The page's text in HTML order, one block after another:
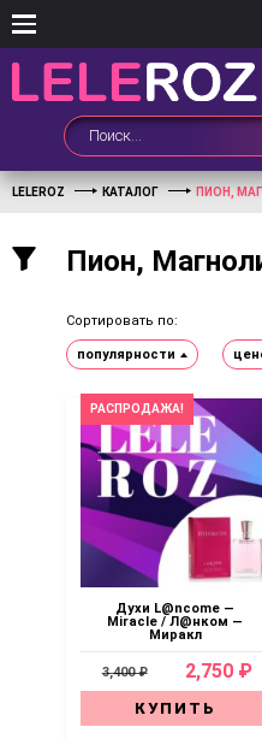
LELEROZ КАТАЛОГ ПИОН,
Пион,
Сортировать по:
популярности
РАСПРОДАЖА!
Духи L@ncome —
Miracle / Л@нком —
Миракл
3,400 ₽ 2,750 ₽
КУПИТЬ